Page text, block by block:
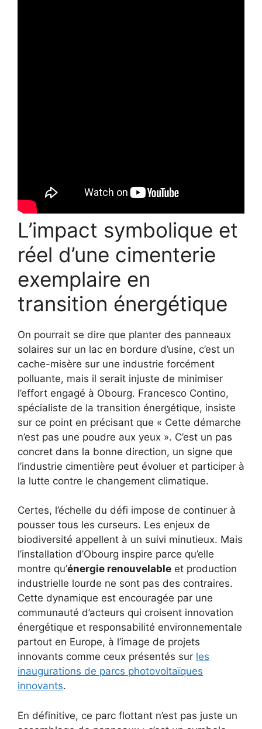
L’impact symbolique et
réel d’une cimenterie
exemplaire en
transition énergétique
On pourrait se dire que planter des panneaux
solaires sur un lac en bordure d’usine, c’est un
cache-misère sur une industrie forcément
polluante, mais il serait injuste de minimiser
l’effort engagé à Obourg. Francesco Contino,
spécialiste de la transition énergétique, insiste
sur ce point en précisant que « Cette démarche
n’est pas une poudre aux yeux ». C’est un pas
concret dans la bonne direction, un signe que
l’industrie cimentière peut évoluer et participer à
la lutte contre le changement climatique.
Certes, l’échelle du défi impose de continuer à
pousser tous les curseurs. Les enjeux de
biodiversité appellent à un suivi minutieux. Mais
l’installation d’Obourg inspire parce qu’elle
montre qu’énergie renouvelable et production
industrielle lourde ne sont pas des contraires.
Cette dynamique est encouragée par une
communauté d’acteurs qui croisent innovation
énergétique et responsabilité environnementale
partout en Europe, à l’image de projets
innovants comme ceux présentés sur les
inaugurations de parcs photovoltaïques
innovants.
En définitive, ce parc flottant n’est pas juste un